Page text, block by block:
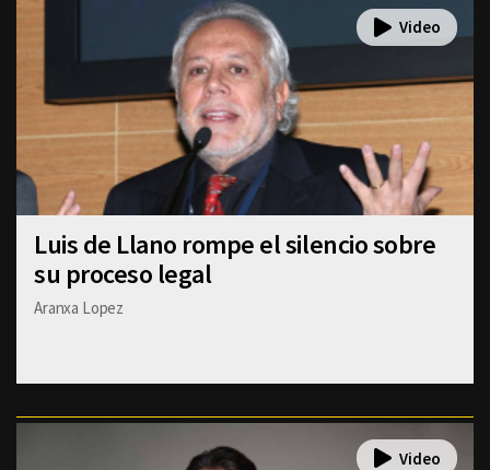
Luis de Llano rompe el silencio sobre
su proceso legal
Aranxa Lopez